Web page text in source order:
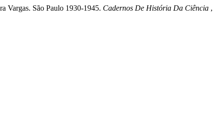
Vargas. São Paulo 1930-1945. Cadernos De História Da Ciência ,